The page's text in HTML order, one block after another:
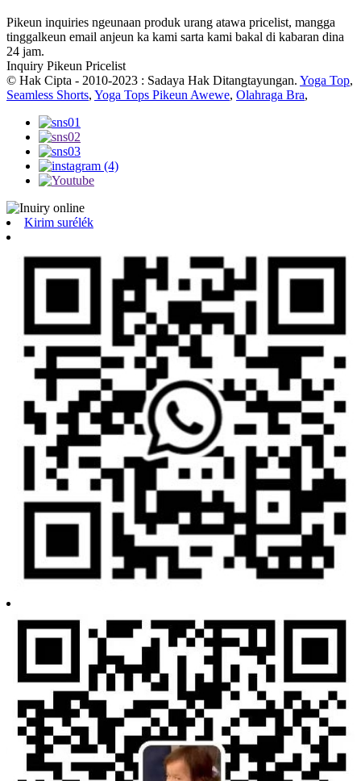
Pikeun inquiries ngeunaan produk urang atawa pricelist, mangga
tinggalkeun email anjeun ka kami sarta kami bakal di kabaran dina
24 jam.
Inquiry Pikeun Pricelist
© Hak Cipta - 2010-2023 : Sadaya Hak Ditangtayungan. Yoga Top,
Seamless Shorts, Yoga Tops Pikeun Awewe, Olahraga Bra,
Kirim surélék